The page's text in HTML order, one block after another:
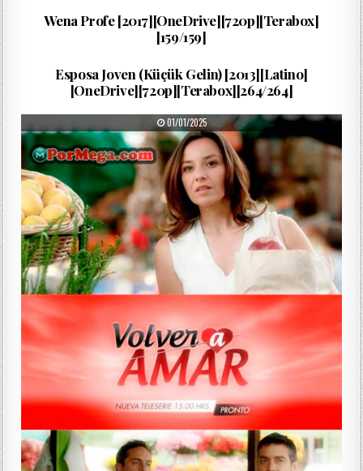
PUBLISHED DATE:
17/02/2026
Wena Profe [2017][OneDrive][720p][Terabox]
[159/159]
PUBLISHED DATE:
09/08/2025
Zehra…
Esposa Joven (Küçük Gelin) [2013][Latino]
[OneDrive][720p][Terabox][264/264]
PUBLISHED DATE:
01/01/2025